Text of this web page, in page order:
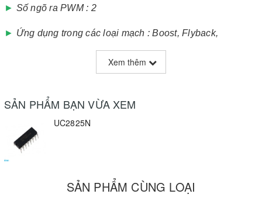
► Số ngõ ra PWM : 2
► Ứng dụng trong các loại mạch : Boost, Flyback,
Forward, Full Bridge, Half Bridge, Push-Pull
Duty cycle Max : 80%
►Tần số chuyển mạch Max : 1000 KHz
Dòng ra : 1.5A
Số chân : 16
Xem thêm
SẢN PHẨM BẠN VỪA XEM
UC2825N
SẢN PHẨM CÙNG LOẠI